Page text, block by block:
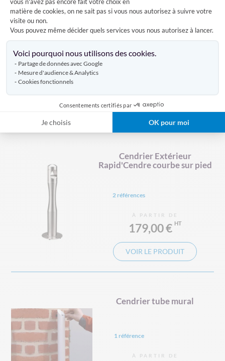
matière de cookies, on ne sait pas si vous nous autorisez à suivre votre
visite ou non.
Vous pouvez même décider quels services vous nous autorisez à lancer.
Voici pourquoi nous utilisons des cookies.
Partage de données avec Google
Mesure d'audience & Analytics
Cookies fonctionnels
Consentements certifiés par
Je choisis OK pour moi
Cendrier Extérieur mural
2 références
VOIR LE PRODUIT
Cendrier Extérieur
Rapid'Cendre courbe sur pied
2 références
À PARTIR DE
179,00 €
VOIR LE PRODUIT
Cendrier tube mural
1 référence
À PARTIR DE